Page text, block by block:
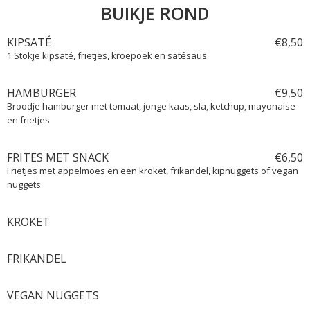
BUIKJE ROND
KIPSATÉ €8,50
1 Stokje kipsaté, frietjes, kroepoek en satésaus
HAMBURGER €9,50
Broodje hamburger met tomaat, jonge kaas, sla, ketchup, mayonaise
en frietjes
FRITES MET SNACK €6,50
Frietjes met appelmoes en een kroket, frikandel, kipnuggets of vegan
nuggets
KROKET
FRIKANDEL
VEGAN NUGGETS